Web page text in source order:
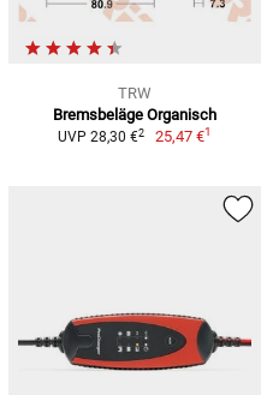
TRW
Bremsbeläge Organisch
UVP 28,30 €2 25,47 €1